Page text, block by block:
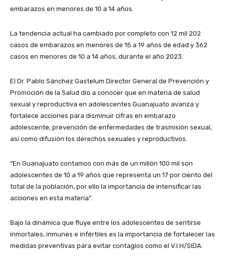
embarazos en menores de 10 a 14 años.
La tendencia actual ha cambiado por completo con 12 mil 202
casos de embarazos en menores de 15 a 19 años de edad y 362
casos en menores de 10 a 14 años, durante el año 2023.
El Dr. Pablo Sánchez Gastelum Director General de Prevención y
Promoción de la Salud dio a conocer que en materia de salud
sexual y reproductiva en adolescentes Guanajuato avanza y
fortalece acciones para disminuir cifras en embarazo
adolescente, prevención de enfermedades de trasmisión sexual,
así como difusión los derechos sexuales y reproductivos.
“En Guanajuato contamos con más de un millón 100 mil son
adolescentes de 10 a 19 años que representa un 17 por ciento del
total de la población, por ello la importancia de intensificar las
acciones en esta materia”.
Bajo la dinámica que fluye entre los adolescentes de sentirse
inmortales, inmunes e infértiles es la importancia de fortalecer las
medidas preventivas para evitar contagios como el V.I.H/SIDA.